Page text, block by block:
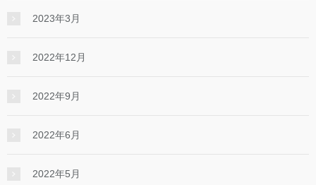
2023年3月
2022年12月
2022年9月
2022年6月
2022年5月